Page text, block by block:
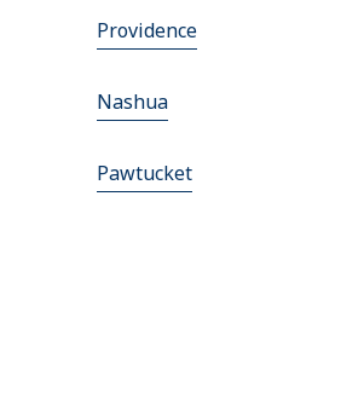
Providence
Nashua
Pawtucket